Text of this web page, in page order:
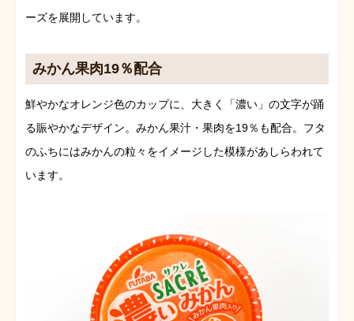
ーズを展開しています。
みかん果肉19％配合
鮮やかなオレンジ色のカップに、大きく「濃い」の文字が踊
る賑やかなデザイン。みかん果汁・果肉を19％も配合。フタ
のふちにはみかんの粒々をイメージした模様があしらわれて
います。